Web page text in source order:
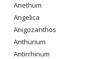
Anethum
Angelica
Anigozanthos
Anthurium
Antirrhinum